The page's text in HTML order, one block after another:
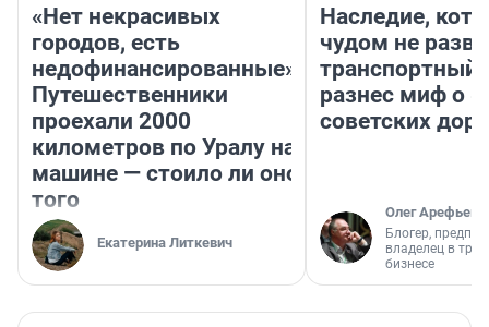
«Нет некрасивых
городов, есть
недофинансированные».
Путешественники
проехали 2000
километров по Уралу на
машине — стоило ли оно
того
Екатерина Литкевич
Наследие,
чудом не
транспортный
разнес миф о
советских
Олег Арефьев
Блогер,
владелец в
бизнесе